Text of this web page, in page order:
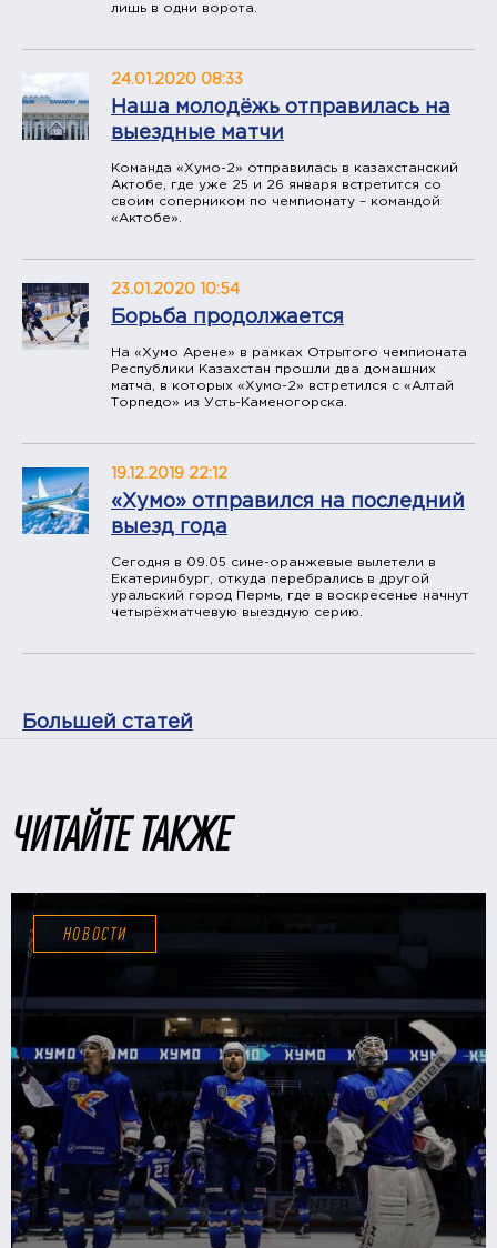
лишь в одни ворота.
24.01.2020 08:33
​Наша молодёжь отправилась на
выездные матчи
Команда «Хумо-2» отправилась в казахстанский
Актобе, где уже 25 и 26 января встретится со
своим соперником по чемпионату – командой
«Актобе».
23.01.2020 10:54
Борьба продолжается
​На «Хумо Арене» в рамках Отрытого чемпионата
Республики Казахстан прошли два домашних
матча, в которых «Хумо-2» встретился с «Алтай
Торпедо» из Усть-Каменогорска.
19.12.2019 22:12
«Хумо» отправился на последний
выезд года
Сегодня в 09.05 сине-оранжевые вылетели в
Екатеринбург, откуда перебрались в другой
уральский город Пермь, где в воскресенье начнут
четырёхматчевую выездную серию.
Большей статей
ЧИТАЙТЕ ТАКЖЕ
НОВОСТИ